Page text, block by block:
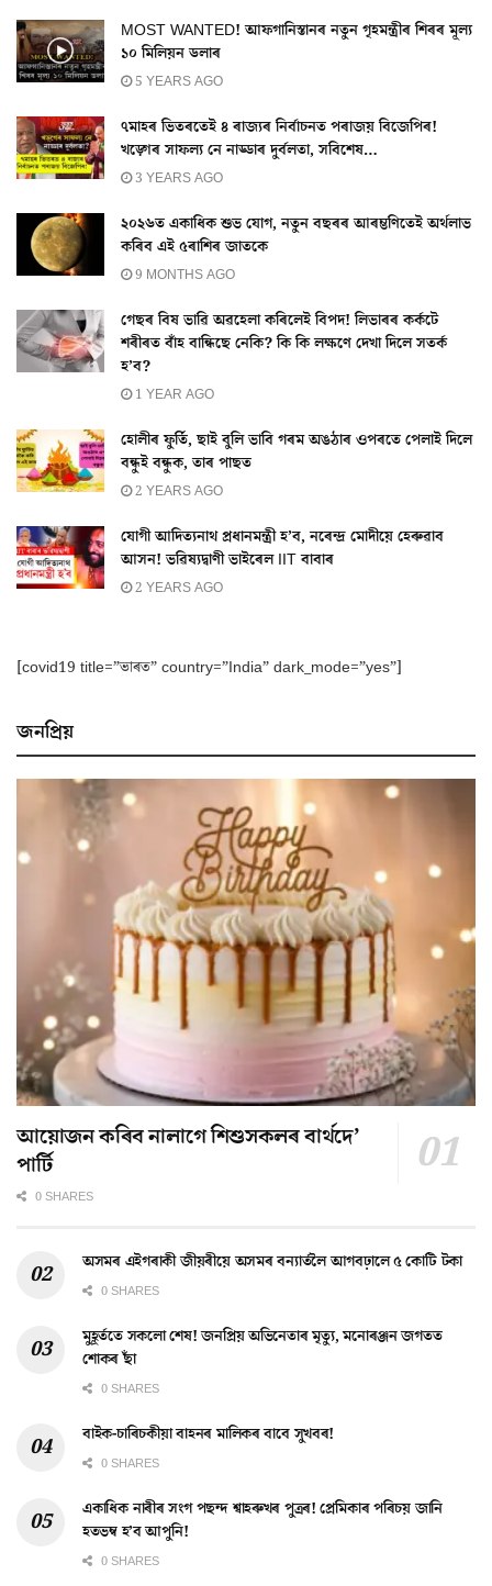
MOST WANTED! আফগানিস্তানৰ নতুন গৃহমন্ত্ৰীৰ শিৰৰ মূল্য
১০ মিলিয়ন ডলাৰ
5 YEARS AGO
৭মাহৰ ভিতৰতেই ৪ ৰাজ্যৰ নিৰ্বাচনত পৰাজয় বিজেপিৰ!
খড়্গেৰ সাফল্য নে নাড্ডাৰ দুৰ্বলতা, সবিশেষ…
3 YEARS AGO
২০২৬ত একাধিক শুভ যোগ, নতুন বছৰৰ আৰম্ভণিতেই অৰ্থলাভ
কৰিব এই ৫ৰাশিৰ জাতকে
9 MONTHS AGO
গেছৰ বিষ ভাৱি অৱহেলা কৰিলেই বিপদ! লিভাৰৰ কৰ্কটে
শৰীৰত বাঁহ বান্ধিছে নেকি? কি কি লক্ষণে দেখা দিলে সতৰ্ক
হ’ব?
1 YEAR AGO
হোলীৰ ফুৰ্তি, ছাই বুলি ভাবি গৰম অঙঠাৰ ওপৰতে পেলাই দিলে
বন্ধুই বন্ধুক, তাৰ পাছত
2 YEARS AGO
যোগী আদিত্যনাথ প্ৰধানমন্ত্ৰী হ’ব, নৰেন্দ্ৰ মোদীয়ে হেৰুৱাব
আসন! ভৱিষ্যদ্বাণী ভাইৰেল IIT বাবাৰ
2 YEARS AGO
[covid19 title=”ভাৰত” country=”India” dark_mode=”yes”]
জনপ্ৰিয়
আয়োজন কৰিব নালাগে শিশুসকলৰ বাৰ্থদে’
পাৰ্টি
0 SHARES
অসমৰ এইগৰাকী জীয়ৰীয়ে অসমৰ বন্যাৰ্তলৈ আগবঢ়ালে ৫ কোটি টকা
0 SHARES
মুহূৰ্ততে সকলো শেষ! জনপ্ৰিয় অভিনেতাৰ মৃত্যু, মনোৰঞ্জন জগতত
শোকৰ ছাঁ
0 SHARES
বাইক-চাৰিচকীয়া বাহনৰ মালিকৰ বাবে সুখবৰ!
0 SHARES
একাধিক নাৰীৰ সংগ পছন্দ শ্বাহৰুখৰ পুত্ৰৰ! প্ৰেমিকাৰ পৰিচয় জানি
হতভম্ব হ’ব আপুনি!
0 SHARES